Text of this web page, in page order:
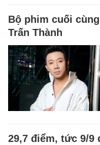
Bộ phim cuối
Trấn Thành
29,7 điểm, tức 9/9